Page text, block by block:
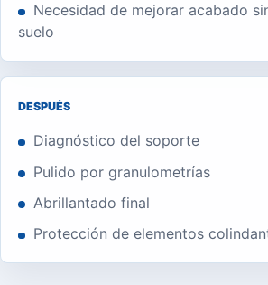
Necesidad de mejorar acabado
suelo
DESPUÉS
Diagnóstico del soporte
Pulido por granulometrías
Abrillantado final
Protección de elementos